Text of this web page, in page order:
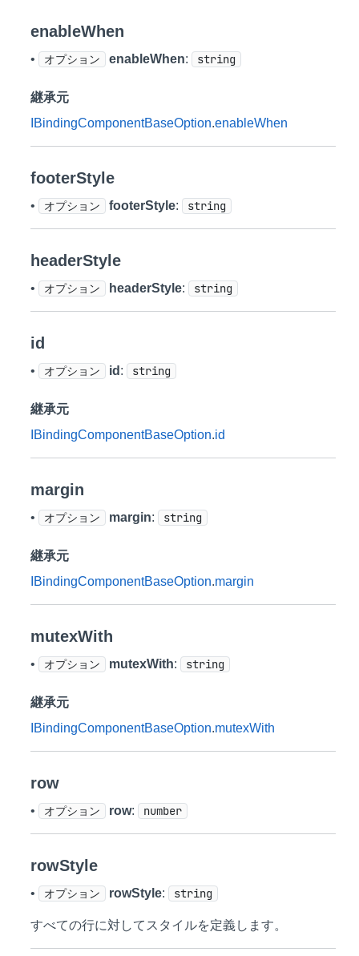
enableWhen
• オプション enableWhen: string
継承元
IBindingComponentBaseOption.enableWhen
footerStyle
• オプション footerStyle: string
headerStyle
• オプション headerStyle: string
id
• オプション id : string
継承元
IBindingComponentBaseOption.id
margin
• オプション margin: string
継承元
IBindingComponentBaseOption.margin
mutexWith
• オプション mutexWith: string
継承元
IBindingComponentBaseOption.mutexWith
row
• オプション row: number
rowStyle
• オプション rowStyle: string
すべての行に対してスタイルを定義します。